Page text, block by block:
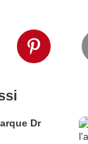
Dr